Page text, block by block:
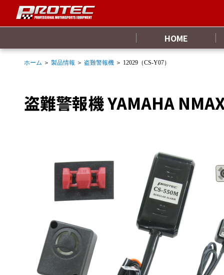
HOME
ホーム ＞ 製品情報 ＞ 盗難警報機 ＞ 12029（CS-Y07）
盗難警報機 YAMAHA